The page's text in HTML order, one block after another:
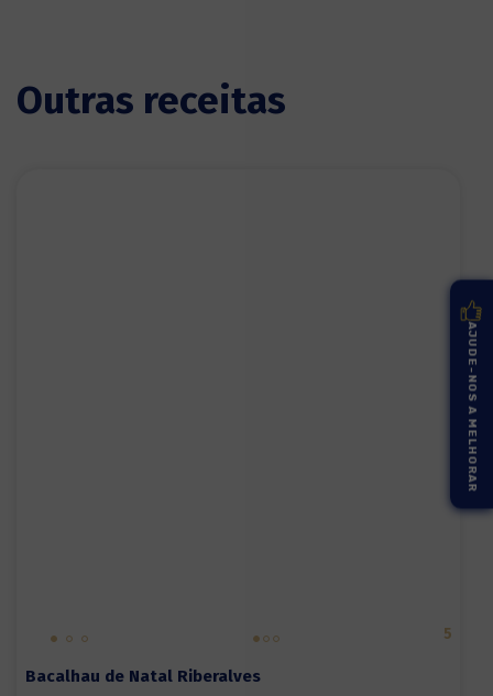
Outras receitas
5
Bacalhau de Natal Riberalves
AJUDE-NOS A MELHORAR